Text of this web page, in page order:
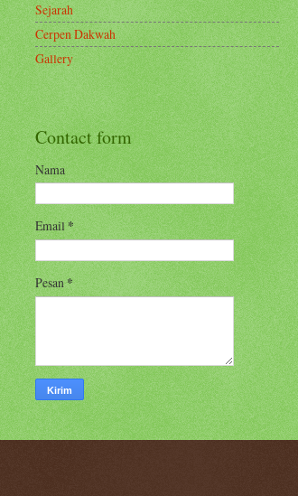
Sejarah
Cerpen Dakwah
Gallery
Contact form
Nama
Email*
Pesan*